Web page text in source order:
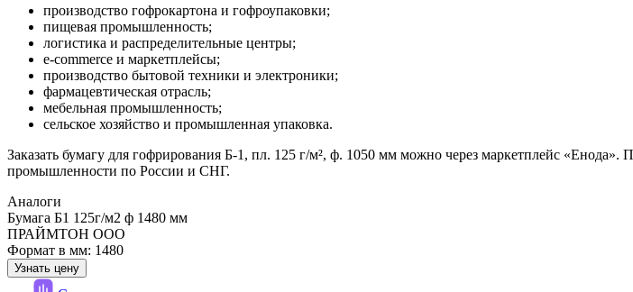
производство гофрокартона и гофроупаковки;
пищевая промышленность;
логистика и распределительные центры;
e-commerce и маркетплейсы;
производство бытовой техники и электроники;
фармацевтическая отрасль;
мебельная промышленность;
сельское хозяйство и промышленная упаковка.
Заказать бумагу для гофрирования Б-1, пл. 125 г/м², ф. 1050 мм можно через маркетплейс
промышленности по России и СНГ.
Аналоги
Бумага Б1 125г/м2 ф 1480 мм
ПРАЙМТОН ООО
Формат в мм: 1480
Узнать цену